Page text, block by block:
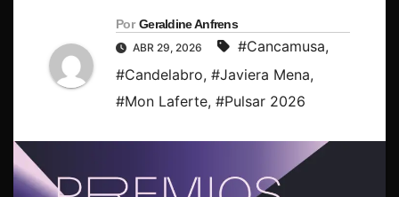
Por Geraldine Anfrens
ABR 29, 2026 #Cancamusa,
#Candelabro, #Javiera Mena,
#Mon Laferte, #Pulsar 2026